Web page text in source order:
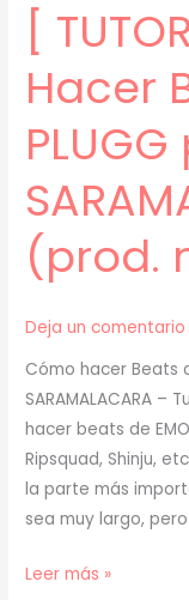
[
Hacer
(prod.
Deja un comentario
Cómo hacer Beats
SARAMALACARA –
hacer beats de
Ripsquad, Shinju,
la parte más
sea muy largo,
[
Leer más »